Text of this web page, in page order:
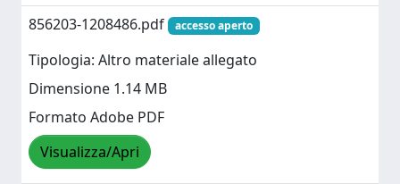
856203-1208486.pdf
accesso aperto
Tipologia: Altro materiale allegato
Dimensione 1.14 MB
Formato Adobe PDF
Visualizza/Apri